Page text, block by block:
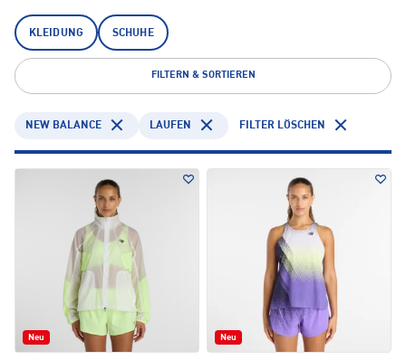
KLEIDUNG SCHUHE
FILTERN & SORTIEREN
NEW BALANCE LAUFEN FILTER LÖSCHEN
Neu Neu